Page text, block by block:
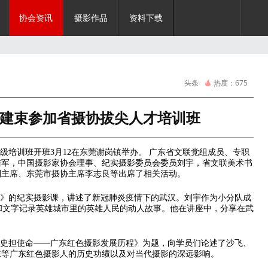
协会资讯 摄影作品 资料下载
头条 热度： 675
束参加省摄协拔尖人才培训班
训班开班3月12在东莞谢岗镇举办。 广东省文联党组成员、专职
，中国摄影家协会理事、纪实摄影委员会委员刘宇，省文联美术书
席、东莞市摄协主席李志良等出席了相关活动。
的纪实摄影课，讲述了新冠肺炎疫情下的武汉。刘宇作为小分队成
字记录英雄城市里的英雄人民的动人故事。他在讲座中，分享在武
担使命——广东红色摄影发展历程》为题，向学员们论述了沙飞、
广东红色摄影人的历史功绩以及对当代摄影的深远影响。